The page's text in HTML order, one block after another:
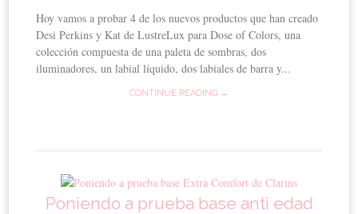
Hoy vamos a probar 4 de los nuevos productos que han creado
Desi Perkins y Kat de LustreLux para Dose of Colors, una
colección compuesta de una paleta de sombras, dos
iluminadores, un labial líquido, dos labiales de barra y...
CONTINUE READING →
Poniendo a prueba base anti edad